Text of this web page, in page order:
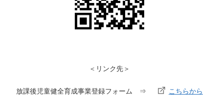
＜リンク先＞
放課後児童健全育成事業登録フォーム ⇒ こちらから